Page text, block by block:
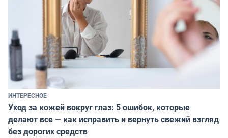
ИНТЕРЕСНОЕ
Уход за кожей вокруг глаз: 5 ошибок, которые
делают все — как исправить и вернуть свежий взгляд
без дорогих средств